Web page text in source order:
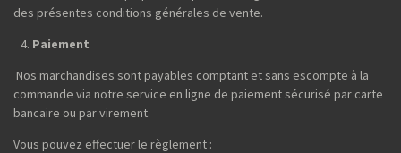
des présentes conditions générales de vente.
Paiement
Nos marchandises sont payables comptant et sans escompte à la
commande via notre service en ligne de paiement sécurisé par carte
bancaire ou par virement.
Vous pouvez effectuer le règlement :